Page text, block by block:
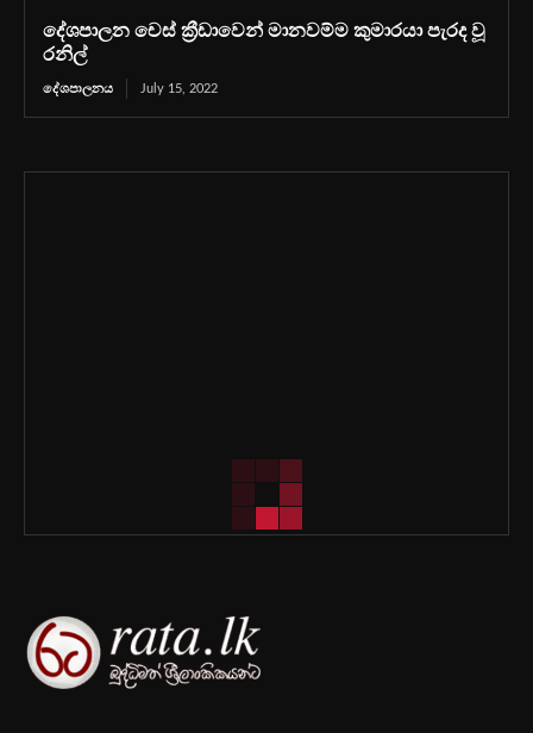
දේශපාලන චෙස් ක්‍රීඩාවෙන් මානවම්ම කුමාරයා පැරද වූ
රනිල්
දේශපාලනය July 15, 2022